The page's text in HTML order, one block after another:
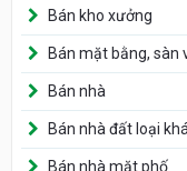
Bán kho xưởng
Bán mặt bằng, sàn
Bán nhà
Bán nhà đất loại
Bán nhà mặt phố